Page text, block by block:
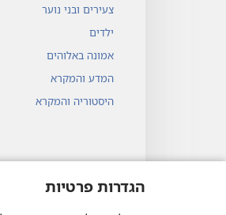
הגדרות פרטיות
צעירים ובני נוער
ילדים
אמונה באלוהים
המדע והמקרא
היסטוריה והמקרא